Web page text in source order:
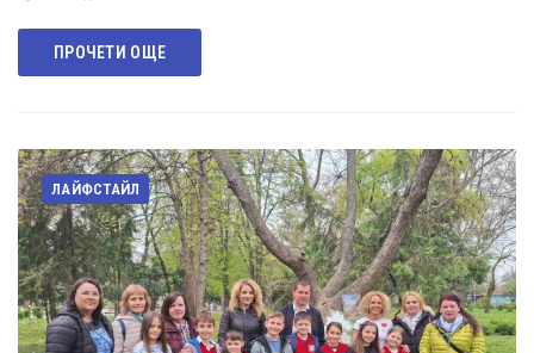
ПРОЧЕТИ ОЩЕ
ЛАЙФСТАЙЛ